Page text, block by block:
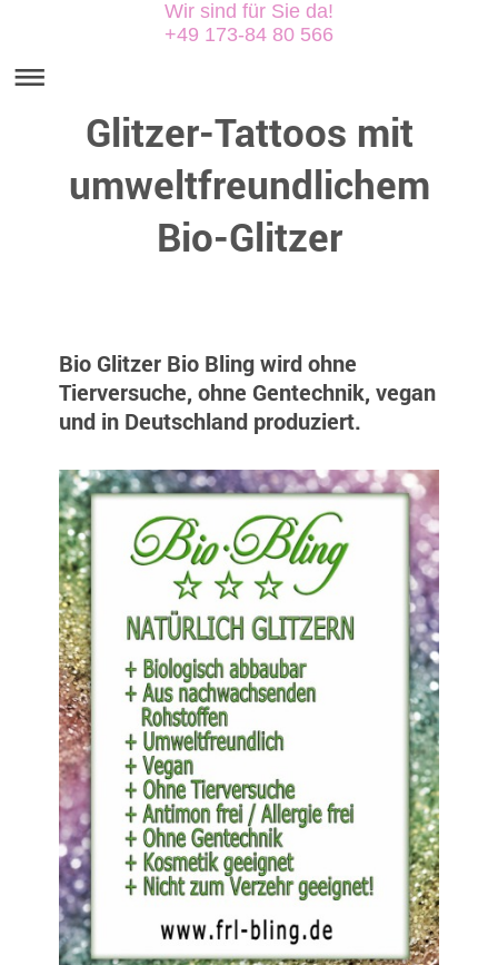
Wir sind für Sie da!
+49 173-84 80 566
Glitzer-Tattoos mit
umweltfreundlichem
Bio-Glitzer
Bio Glitzer Bio Bling wird ohne
Tierversuche, ohne Gentechnik, vegan
und in Deutschland produziert.